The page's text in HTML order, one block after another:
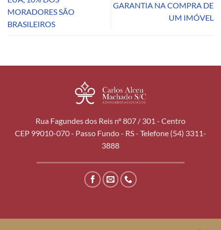
MORADORES SÃO
BRASILEIROS
GARANTIA NA COMPRA DE
UM IMÓVEL
Rua Fagundes dos Reis nº 807 / 301 - Centro
CEP 99010-070 - Passo Fundo - RS - Telefone (54) 3311-
3888